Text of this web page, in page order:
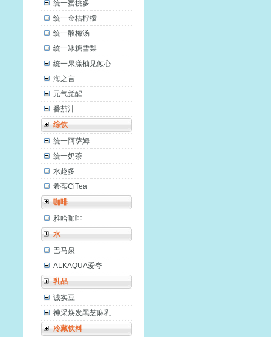
统一蜜桃多
统一金桔柠檬
统一酸梅汤
统一冰糖雪梨
统一果漾柚见倾心
海之言
元气觉醒
番茄汁
综饮
统一阿萨姆
统一奶茶
水趣多
希蒂CiTea
咖啡
雅哈咖啡
水
巴马泉
ALKAQUA爱夸
乳品
诚实豆
神采焕发黑芝麻乳
冷藏饮料